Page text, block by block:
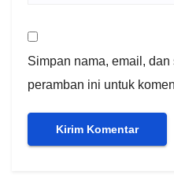
Simpan nama, email,
peramban ini untuk